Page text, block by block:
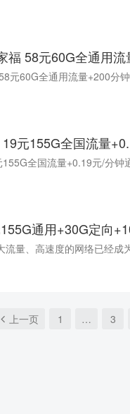
福 58元60G全通用
元155G全国流量
通用+30G定向
上一页 1 … 3